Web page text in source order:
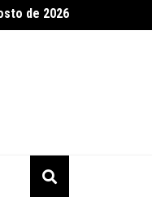
de 2026